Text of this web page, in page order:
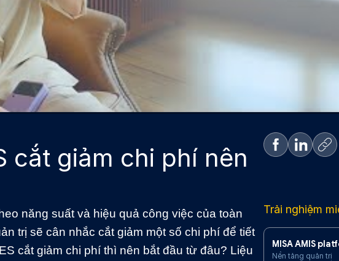
cắt giảm chi phí nên
năng suất và hiệu quả công việc của toàn
trị sẽ cân nhắc cắt giảm một số chi phí để tiết
cắt giảm chi phí thì nên bắt đầu từ đâu? Liệu
Trải nghiệm
MISA AMIS
Nền tảng quản trị